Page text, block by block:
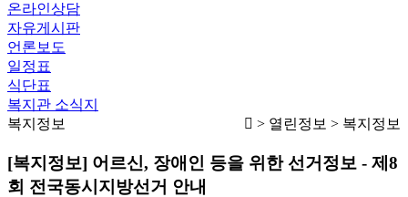
온라인상담
자유게시판
언론보도
일정표
식단표
복지관 소식지
> 열린정보 > 복지정보
복지정보
[복지정보] 어르신, 장애인 등을 위한 선거정보 - 제8
회 전국동시지방선거 안내